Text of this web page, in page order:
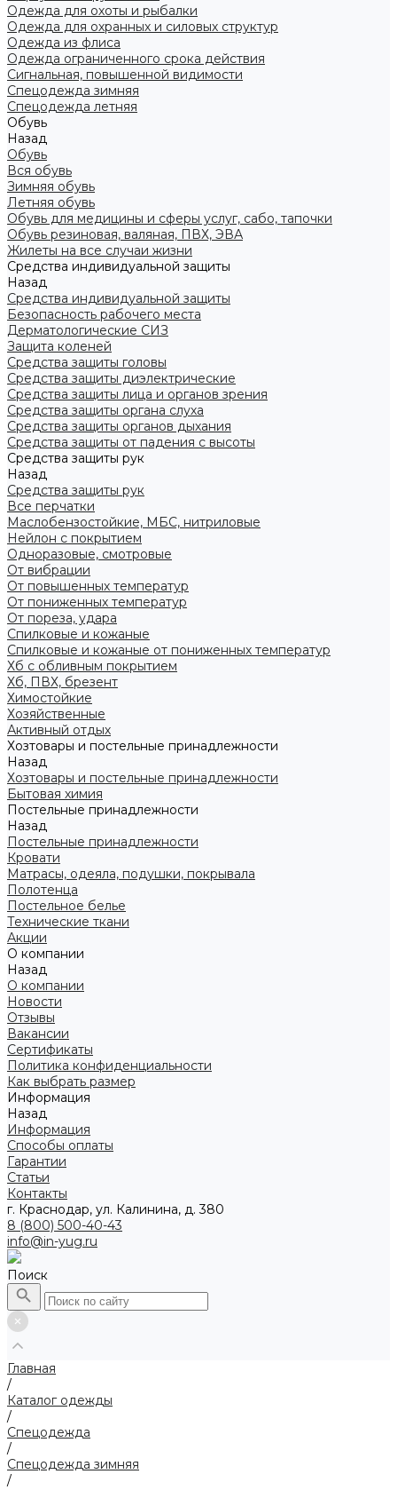
Одежда для охоты и рыбалки
Одежда для охранных и силовых структур
Одежда из флиса
Одежда ограниченного срока действия
Сигнальная, повышенной видимости
Спецодежда зимняя
Спецодежда летняя
Обувь
Назад
Обувь
Вся обувь
Зимняя обувь
Летняя обувь
Обувь для медицины и сферы услуг, сабо, тапочки
Обувь резиновая, валяная, ПВХ, ЭВА
Жилеты на все случаи жизни
Средства индивидуальной защиты
Назад
Средства индивидуальной защиты
Безопасность рабочего места
Дерматологические СИЗ
Защита коленей
Средства защиты головы
Средства защиты диэлектрические
Средства защиты лица и органов зрения
Средства защиты органа слуха
Средства защиты органов дыхания
Средства защиты от падения с высоты
Средства защиты рук
Назад
Средства защиты рук
Все перчатки
Маслобензостойкие, МБС, нитриловые
Нейлон с покрытием
Одноразовые, смотровые
От вибрации
От повышенных температур
От пониженных температур
От пореза, удара
Спилковые и кожаные
Спилковые и кожаные от пониженных температур
Хб с обливным покрытием
Хб, ПВХ, брезент
Химостойкие
Хозяйственные
Активный отдых
Хозтовары и постельные принадлежности
Назад
Хозтовары и постельные принадлежности
Бытовая химия
Постельные принадлежности
Назад
Постельные принадлежности
Кровати
Матрасы, одеяла, подушки, покрывала
Полотенца
Постельное белье
Технические ткани
Акции
О компании
Назад
О компании
Новости
Отзывы
Вакансии
Сертификаты
Политика конфиденциальности
Как выбрать размер
Информация
Назад
Информация
Способы оплаты
Гарантии
Статьи
Контакты
г. Краснодар, ул. Калинина, д. 380
8 (800) 500-40-43
info@in-yug.ru
Поиск
Главная
/
Каталог одежды
/
Спецодежда
/
Спецодежда зимняя
/